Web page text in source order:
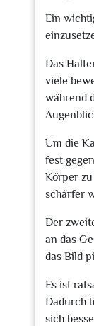
Ein
Das
viele
während
Um die
fest
Körper
schärfer
Der
an das
das Bild
Es ist
Dadurch
sich